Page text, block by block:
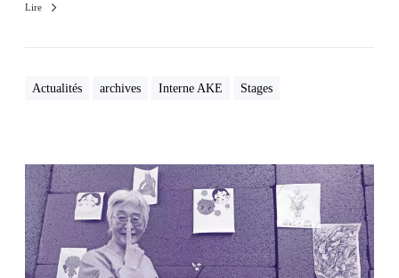
Lire
Actualités archives Interne AKE Stages